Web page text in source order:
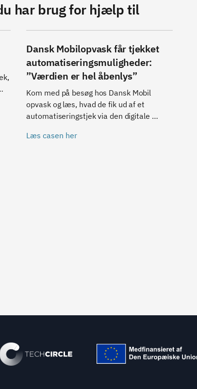
har brug for hjælp til
Dansk Mobilopvask får tjekket
automatiseringsmuligheder:
”Værdien er hel åbenlys”
Kom med på besøg hos Dansk Mobil
opvask og læs, hvad de fik ud af et
automatiseringstjek via den digitale
Læs casen her